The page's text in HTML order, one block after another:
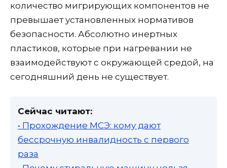
количество мигрирующих компонентов не
превышает установленных нормативов
безопасности. Абсолютно инертных
пластиков, которые при нагревании не
взаимодействуют с окружающей средой, на
сегодняшний день не существует.
Сейчас читают:
• Прохождение МСЭ: кому дают
бессрочную инвалидность с первого
раза